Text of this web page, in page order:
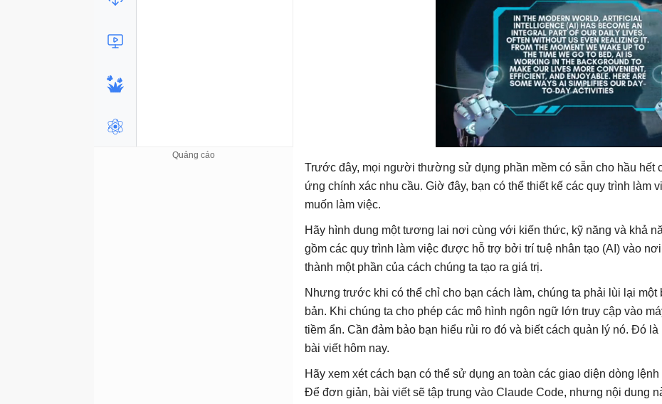
Trước đây, mọi người thường sử dụng phần mềm có sẵn cho hầu hết
ứng chính xác nhu cầu. Giờ đây, bạn có thể thiết kế các quy trình làm
muốn làm việc.
Hãy hình dung một tương lai nơi cùng với kiến ​​thức, kỹ năng và khả
gồm các quy trình làm việc được hỗ trợ bởi trí tuệ nhân tạo (AI) vào
thành một phần của cách chúng ta tạo ra giá trị.
Nhưng trước khi có thể chỉ cho bạn cách làm, chúng ta phải lùi lại
bản. Khi chúng ta cho phép các mô hình ngôn ngữ lớn truy cập vào
tiềm ẩn. Cần đảm bảo bạn hiểu rủi ro đó và biết cách quản lý nó. Đó
bài viết hôm nay.
Hãy xem xét cách bạn có thể sử dụng an toàn các giao diện dòng
Để đơn giản, bài viết sẽ tập trung vào Claude Code, nhưng nội dung